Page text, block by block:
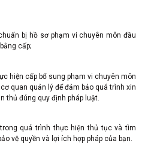
bị hồ sơ phạm vi chuyên môn đầu
cấp;
hiện cấp bổ sung phạm vi chuyên môn
quan quản lý để đảm bảo quá trình xin
thủ đúng quy định pháp luật.
quá trình thực hiện thủ tục và tìm
vệ quyền và lợi ích hợp pháp của bạn.